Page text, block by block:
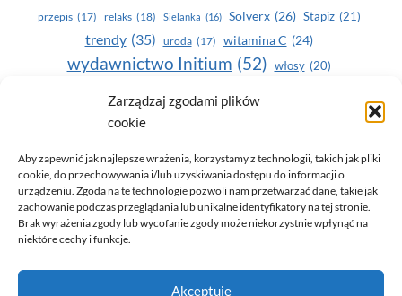
Zarządzaj zgodami plików
cookie
Aby zapewnić jak najlepsze wrażenia, korzystamy z technologii, takich jak pliki
cookie, do przechowywania i/lub uzyskiwania dostępu do informacji o
urządzeniu. Zgoda na te technologie pozwoli nam przetwarzać dane, takie jak
zachowanie podczas przeglądania lub unikalne identyfikatory na tej stronie.
Brak wyrażenia zgody lub wycofanie zgody może niekorzystnie wpłynąć na
niektóre cechy i funkcje.
Akceptuję
przepis (17) relaks (18) Sielanka (16) Solverx (26) Stapiz (21)
trendy (35) uroda (17) witamina C (24)
wydawnictwo Initium (52) włosy (20)
Yasumi(164) zdrowe zęby
zdrowie
© 2026 Only You - portal dla kobiet (uroda, moda, zdrowie)